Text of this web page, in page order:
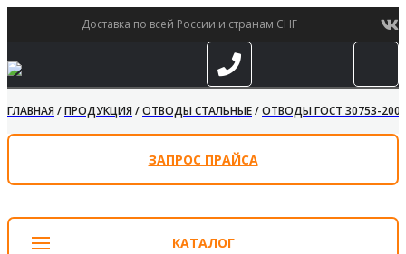
Доставка по всей России и странам СНГ
ГЛАВНАЯ/ПРОДУКЦИЯ/ОТВОДЫ СТАЛЬНЫЕ/ОТВОДЫ ГОСТ 30753-
ЗАПРОС ПРАЙСА
КАТАЛОГ